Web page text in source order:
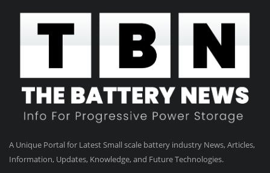
A Unique Portal for Latest Small scale battery industry News, Articles,
Information, Updates, Knowledge, and Future Technologies.